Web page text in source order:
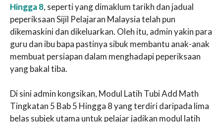
Hingga 8, seperti yang dimaklum tarikh dan jadual
peperiksaan Sijil Pelajaran Malaysia telah pun
dikemaskini dan dikeluarkan. Oleh itu, admin yakin para
guru dan ibu bapa pastinya sibuk membantu anak-anak
membuat persiapan dalam menghadapi peperiksaan
yang bakal tiba.
Di sini admin kongsikan, Modul Latih Tubi Add Math
Tingkatan 5 Bab 5 Hingga 8 yang terdiri daripada lima
belas subjek utama untuk pelajar jadikan modul latih